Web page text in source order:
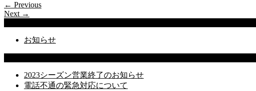
← Previous
Next →
お知らせ
2023シーズン営業終了のお知らせ
電話不通の緊急対応について